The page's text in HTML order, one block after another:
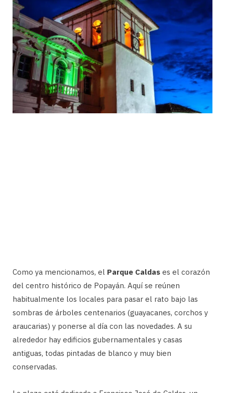
Como ya mencionamos, el Parque Caldas es el corazón
del centro histórico de Popayán. Aquí se reúnen
habitualmente los locales para pasar el rato bajo las
sombras de árboles centenarios (guayacanes, corchos y
araucarias) y ponerse al día con las novedades. A su
alrededor hay edificios gubernamentales y casas
antiguas, todas pintadas de blanco y muy bien
conservadas.